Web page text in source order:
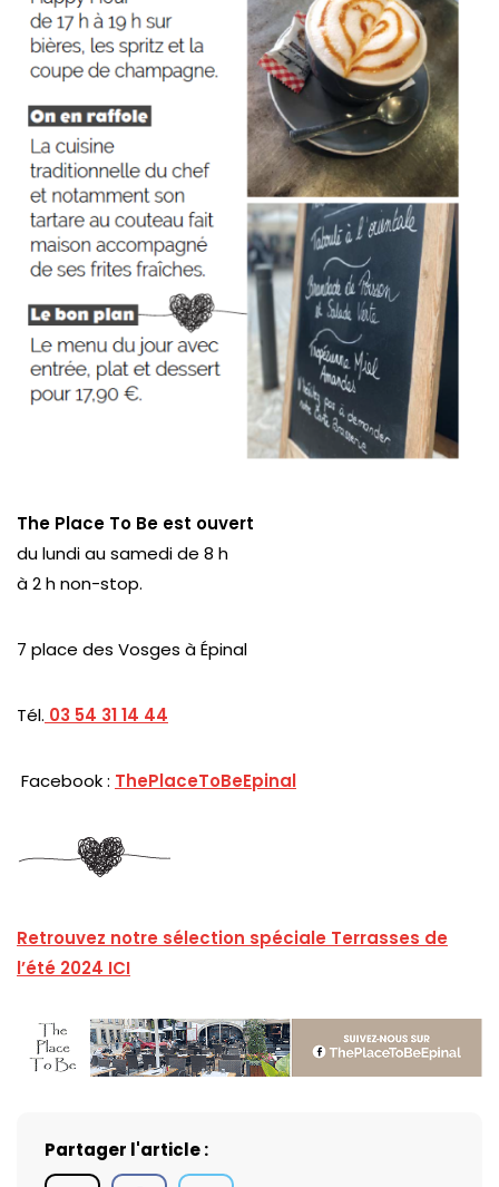
The Place To Be est ouvert
du lundi au samedi de 8 h
à 2 h non-stop.
7 place des Vosges à Épinal
Tél. 03 54 31 14 44
Facebook : ThePlaceToBeEpinal
Retrouvez notre sélection spéciale Terrasses de
l’été 2024 ICI
Partager l'article :